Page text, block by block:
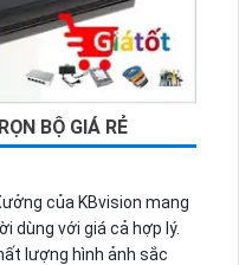
BỘ GIÁ RẺ
của KBvision mang
dùng với giá cả hợp lý.
lượng hình ảnh sắc